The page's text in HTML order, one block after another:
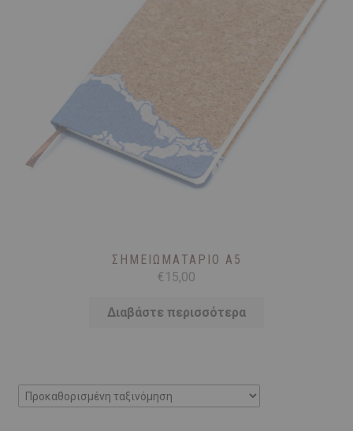
ΣΗΜΕΙΩΜΑΤΆΡΙΟ A5
€ 15,00
Διαβάστε περισσότερα